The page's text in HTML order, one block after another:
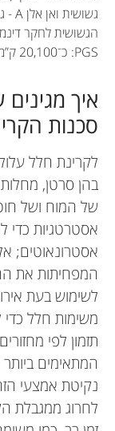
PGS: כ־20,100 ק”מ – חגורה חיצונית: כ־20,000–40,000 ק”מ.
איך
סכנות
לקרינת חלל
בהן סרטן,
של המוח ושל
אסטרטגיות כדי
אסטרונאוטים;
המפחיתות את
לשימוש בעת
משימות חלל
תזמון לפי
המתאימים
נקיטת אמצעי
לחרוג ממגבלת